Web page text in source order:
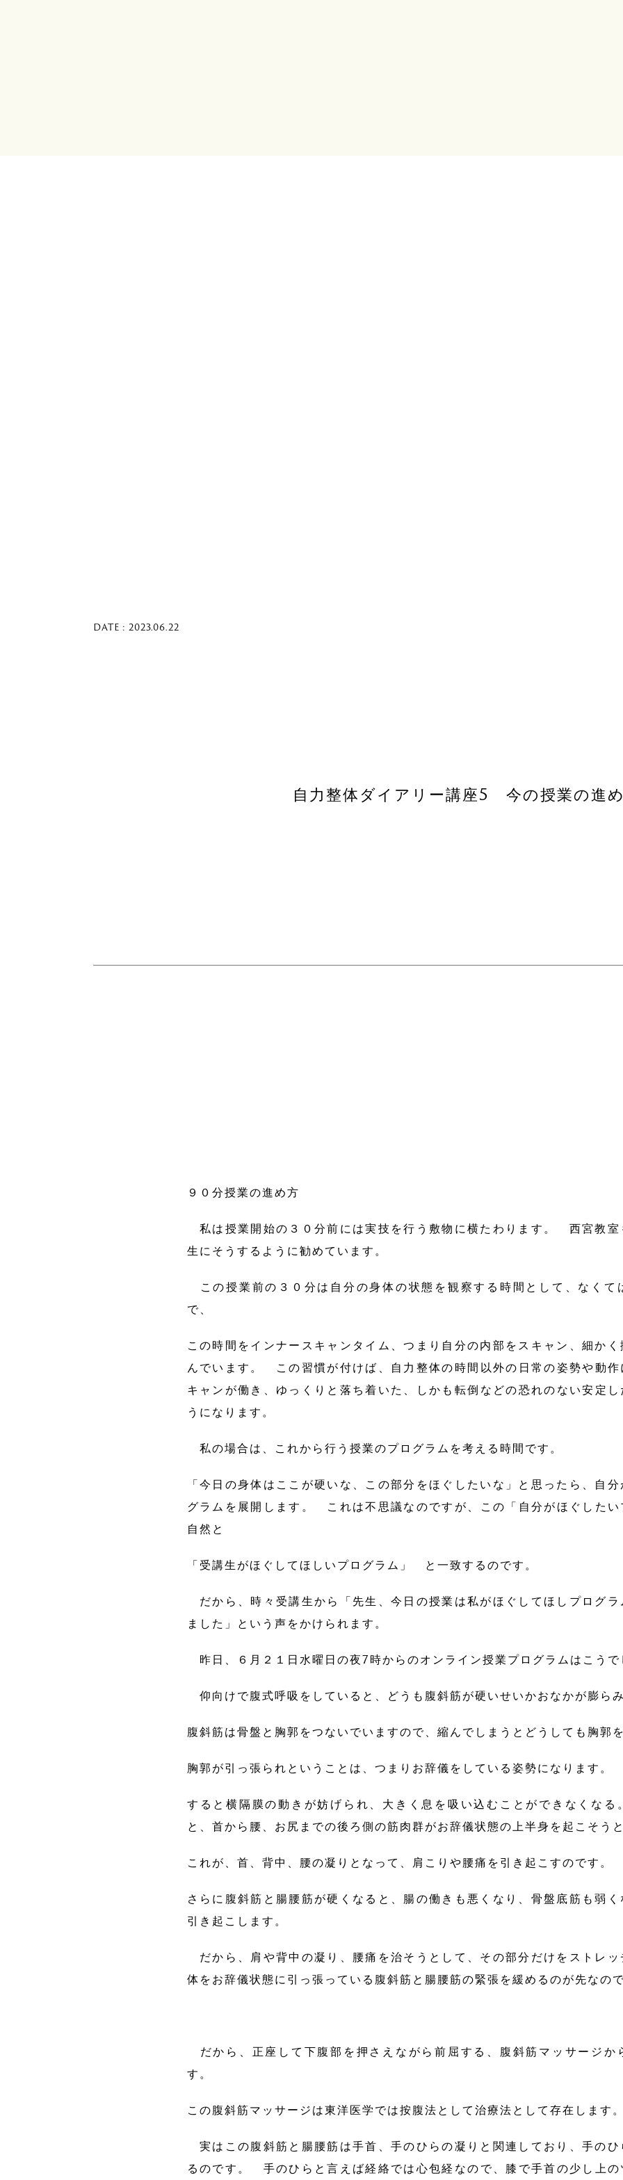
DATE : 2023.06.22
自力整体ダイアリー講座5 今の授業の進
９０分授業の進め方
私は授業開始の３０分前には実技を行う敷物に横たわります。 西宮教室
生にそうするように勧めています。
この授業前の３０分は自分の身体の状態を観察する時間として、なくて
で、
この時間をインナースキャンタイム、つまり自分の内部をスキャン、細か
んでいます。 この習慣が付けば、自力整体の時間以外の日常の姿勢や動作
キャンが働き、ゆっくりと落ち着いた、しかも転倒などの恐れのない安定
うになります。
私の場合は、これから行う授業のプログラムを考える時間です。
「今日の身体はここが硬いな、この部分をほぐしたいな」と思ったら、自
グラムを展開します。 これは不思議なのですが、この「自分がほぐしたい
自然と
「受講生がほぐしてほしいプログラム」 と一致するのです。
だから、時々受講生から「先生、今日の授業は私がほぐしてほしプログ
ました」という声をかけられます。
昨日、６月２１日水曜日の夜7時からのオンライン授業プログラムはこうで
仰向けで腹式呼吸をしていると、どうも腹斜筋が硬いせいかおなかが膨らみ
腹斜筋は骨盤と胸郭をつないでいますので、縮んでしまうとどうしても胸郭
胸郭が引っ張られということは、つまりお辞儀をしている姿勢になります。
すると横隔膜の動きが妨げられ、大きく息を吸い込むことができなくな
と、首から腰、お尻までの後ろ側の筋肉群がお辞儀状態の上半身を起こそうと
これが、首、背中、腰の凝りとなって、肩こりや腰痛を引き起こすのです。
さらに腹斜筋と腸腰筋が硬くなると、腸の働きも悪くなり、骨盤底筋も弱
引き起こします。
だから、肩や背中の凝り、腰痛を治そうとして、その部分だけをストレ
体をお辞儀状態に引っ張っている腹斜筋と腸腰筋の緊張を緩めるのが先なので
だから、正座して下腹部を押さえながら前屈する、腹斜筋マッサージか
す。
この腹斜筋マッサージは東洋医学では按腹法として治療法として存在します。
実はこの腹斜筋と腸腰筋は手首、手のひらの凝りと関連しており、手の
るのです。 手のひらと言えば経絡では心包経なので、膝で手首の少し上